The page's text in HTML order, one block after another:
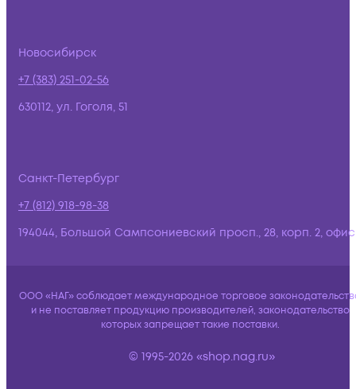
Новосибирск
+7 (383) 251-02-56
630112, ул. Гоголя, 51
Санкт-Петербург
+7 (812) 918-98-38
194044, Большой Сампсониевский просп., 28, корп. 2,
ООО «НАГ» соблюдает международное торговое
и не поставляет продукцию производителей, законодательство
которых запрещает такие поставки.
© 1995-2026 «shop.nag.ru»